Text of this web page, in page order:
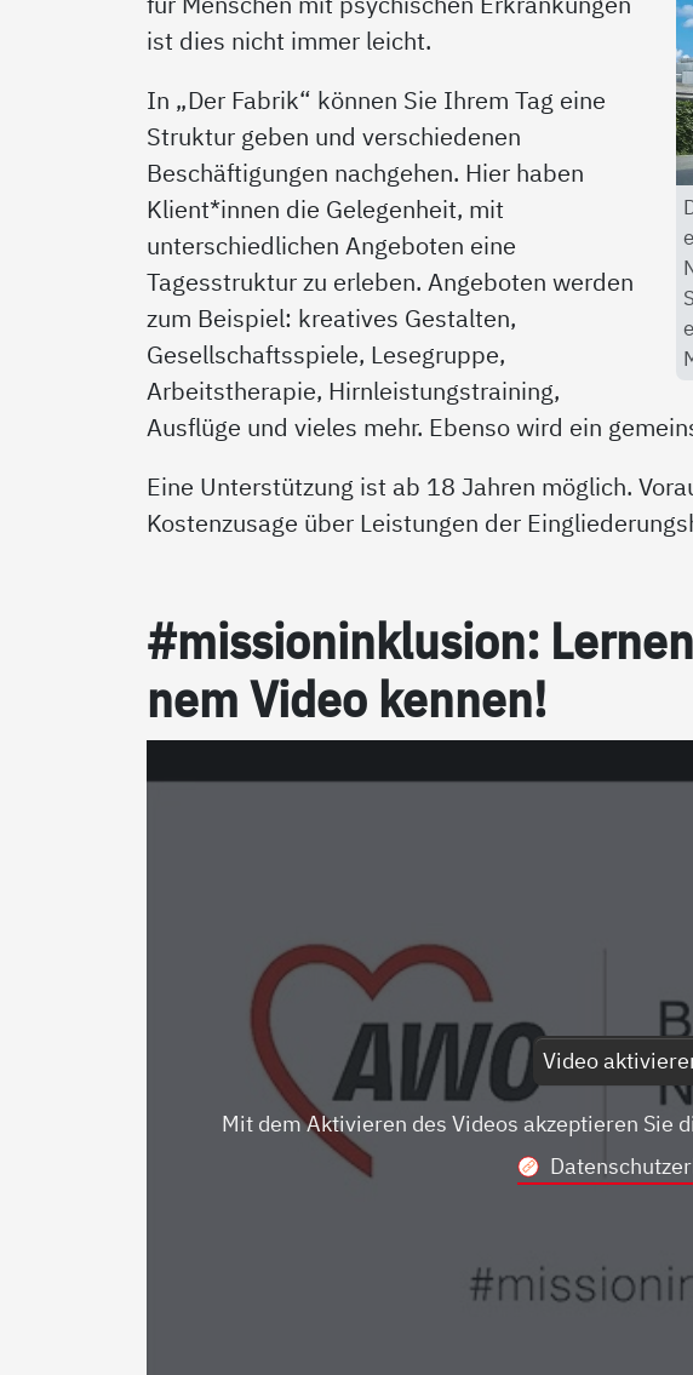
ist dies nicht immer leicht.
In „Der Fabrik“ können Sie Ihrem Tag eine
Struktur geben und verschiedenen
Beschäftigungen nachgehen. Hier haben
Klient*innen die Gelegenheit, mit
unterschiedlichen Angeboten eine
Tagesstruktur zu erleben. Angeboten werden
zum Beispiel: kreatives Gestalten,
Gesellschaftsspiele, Lesegruppe,
Arbeitstherapie, Hirnleistungstraining,
Ausflüge und vieles mehr. Ebenso wird ein
Eine Unterstützung ist ab 18 Jahren möglich.
Kostenzusage über Leistungen der
#mis­sion­in­k­lu­si­on:
nem Vi­deo ken­nen!
Video
Mit dem Aktivieren des Videos akzeptieren Sie